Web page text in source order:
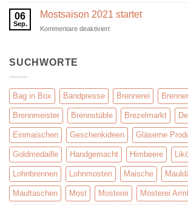
weihnachtet
der
06
Sep.
Mostsaison 2021 startet
Kommentare deaktiviertfür
SUCHWORTE
Bag in Box Bandpresse Brennerei
Brennmeister Brennstüble Brezelmarkt
Einmaischen Geschenkideen Gläserne
Goldmedaille Handgemacht Himbeere
Lohnbrennen Lohnmosten Maische
Maultaschen Most Mosterei Mosterei